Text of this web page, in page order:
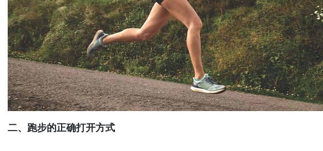
二、跑步的正确打开方式